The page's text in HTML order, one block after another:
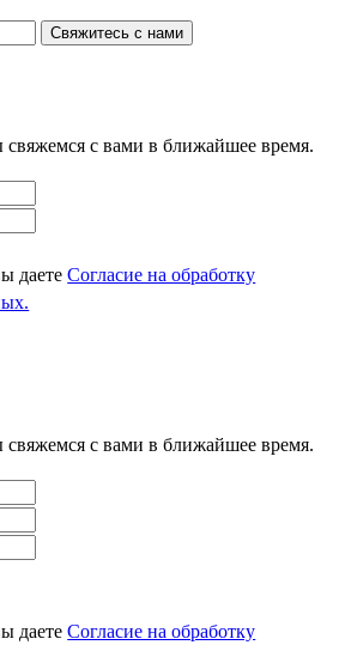
Свяжитесь с нами
с вами в ближайшее время.
даетеСогласие на обработку
с вами в ближайшее время.
даетеСогласие на обработку